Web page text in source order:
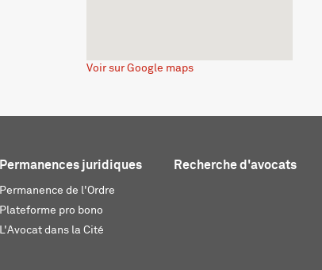
Voir sur Google maps
Permanences juridiques
Permanence de l'Ordre
Plateforme pro bono
L'Avocat dans la Cité
Recherche d'avocats